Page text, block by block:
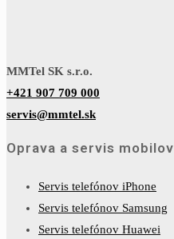
MMTel SK s.r.o.
+421 907 709 000
servis@mmtel.sk
Oprava a servis mobilov
Servis telefónov iPhone
Servis telefónov Samsung
Servis telefónov Huawei